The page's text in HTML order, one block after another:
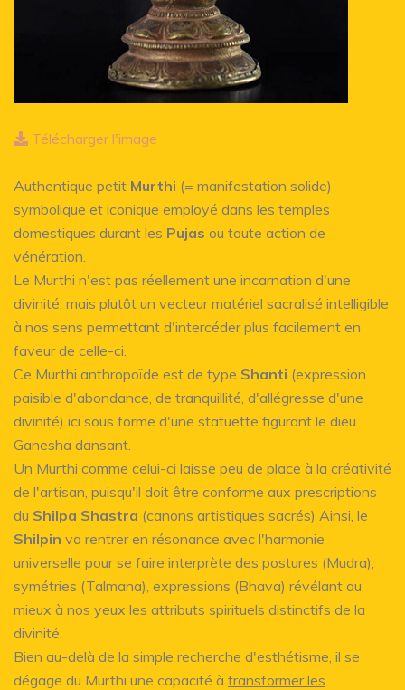
Télécharger l'image
Authentique petit Murthi (= manifestation solide)
symbolique et iconique employé dans les temples
domestiques durant les Pujas ou toute action de
vénération.
Le Murthi n'est pas réellement une incarnation d'une
divinité, mais plutôt un vecteur matériel sacralisé intelligible
à nos sens permettant d'intercéder plus facilement en
faveur de celle-ci.
Ce Murthi anthropoïde est de type Shanti (expression
paisible d'abondance, de tranquillité, d'allégresse d'une
divinité) ici sous forme d'une statuette figurant le dieu
Ganesha dansant.
Un Murthi comme celui-ci laisse peu de place à la créativité
de l'artisan, puisqu'il doit être conforme aux prescriptions
du Shilpa Shastra (canons artistiques sacrés) Ainsi, le
Shilpin va rentrer en résonance avec l'harmonie
universelle pour se faire interprète des postures (Mudra),
symétries (Talmana), expressions (Bhava) révélant au
mieux à nos yeux les attributs spirituels distinctifs de la
divinité.
Bien au-delà de la simple recherche d'esthétisme, il se
dégage du Murthi une capacité à transformer les